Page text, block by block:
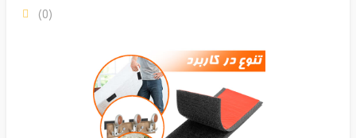
(0)